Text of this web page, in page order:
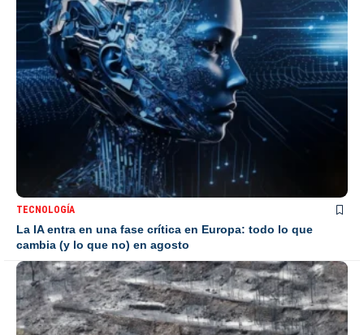
TECNOLOGÍA
La IA entra en una fase crítica en Europa: todo lo que
cambia (y lo que no) en agosto